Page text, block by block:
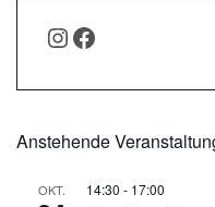
INSTAGRAM
FACEBOOK
Anstehende
OKT. 14:30 - 17:00